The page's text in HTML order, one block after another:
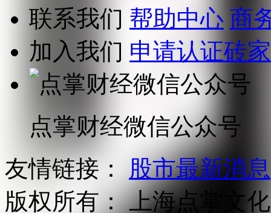
联系我们 帮助中心 商
加入我们 申请认证砖家
点掌财经微信公众号
友情链接：
股市最新消息
版权所有： 上海点掌文